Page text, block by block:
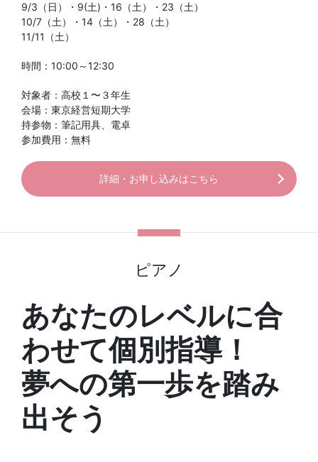
9/3（日）・9(土)・16（土）・23（土）
10/7（土）・14（土）・28（土）
11/11（土）
時間：10:00～12:30
対象者：高校１〜３年生
会場：東京経営短期大学
持参物：筆記用具、電卓
参加費用：無料
詳細・お申し込みはこちら
ピアノ
あなたのレベルに合
わせて個別指導！
夢への第一歩を踏み
出そう